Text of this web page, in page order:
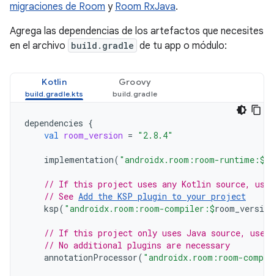
migraciones de Room y Room RxJava.
Agrega las dependencias de los artefactos que necesites
en el archivo build.gradle de tu app o módulo:
Kotlin Groovy
dependencies {
val room_version = "2.8.4"
implementation( "androidx.room:room-runtime:$
// If this project uses any Kotlin source, use
// See Add the KSP plugin to your project
ksp( "androidx.room:room-compiler:$room_version
// If this project only uses Java source, use
// No additional plugins are necessary
annotationProcessor( "androidx.room:room-